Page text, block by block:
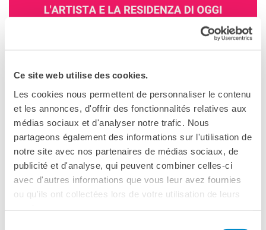
Ce site web utilise des cookies.
Les cookies nous permettent de personnaliser le contenu
et les annonces, d'offrir des fonctionnalités relatives aux
médias sociaux et d'analyser notre trafic. Nous
partageons également des informations sur l'utilisation de
notre site avec nos partenaires de médias sociaux, de
publicité et d'analyse, qui peuvent combiner celles-ci
avec d'autres informations que vous leur avez fournies
ou qu'ils ont collectées lors de votre utilisation de leurs
Fuori Sala
La Francia al Cinema
Residenza XR
LIVRES
DÉBATS D'IDÉES
UNIVERSITÉ, RECHERCHE,
INNOVATION
Étudier en France
Doubles diplômes
Soutien à la recherche et
l'innovation
YEP - Young Entrepreneurs
Programme